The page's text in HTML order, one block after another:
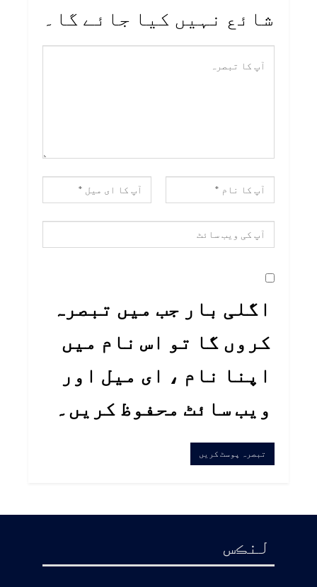
شائع نہیں کیا جائے گا۔
اگلی بار جب میں تبصرہ
کروں گا تو اس نام میں
اپنا نام ، ای میل اور
ویب سائٹ محفوظ کریں۔
لنڪس